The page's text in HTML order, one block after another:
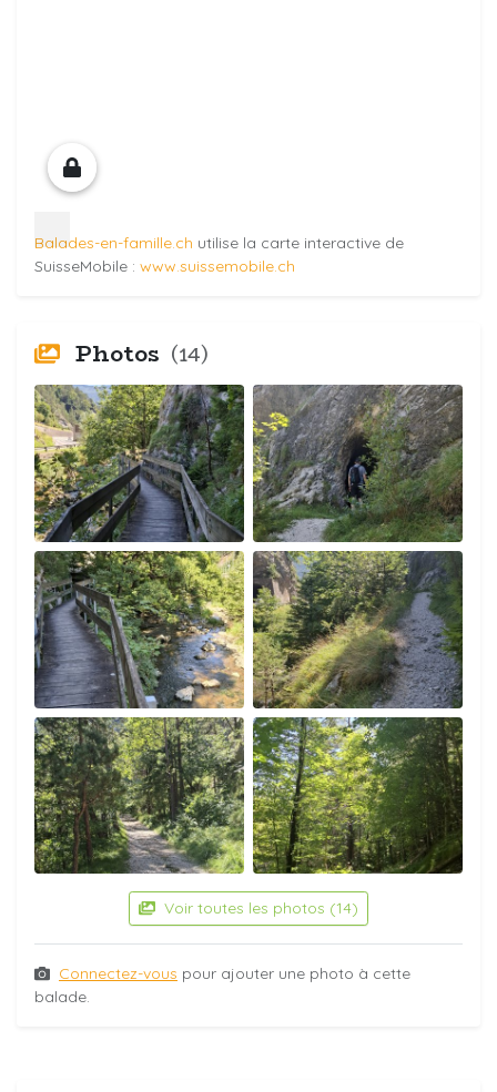
Balades-en-famille.ch utilise la carte interactive de
SuisseMobile : www.suissemobile.ch
Photos (14)
Voir toutes les photos (14)
Connectez-vous pour ajouter une photo à cette
balade.